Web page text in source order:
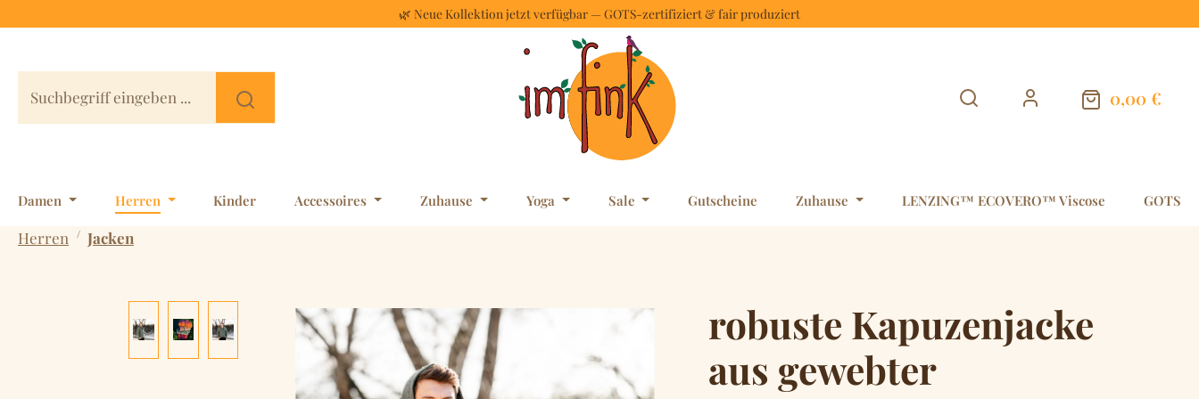
🌿 Neue Kollektion jetzt verfügbar — GOTS-zertifiziert & fair produziert
0,00 €
Warenkorb
Damen Herren Kinder Accessoires Zuhause Yoga Sale Gutscheine Zuhause LENZING™ ECOVERO™ Viscose GOTS
Herren / Jacken
robuste Kapuzenjacke
aus gewebter